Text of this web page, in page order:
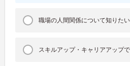
職場の人間関係について知りたい
スキルアップ・キャリアアップ